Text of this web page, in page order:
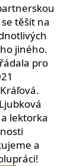
těšit na
jiného.
pro
lektorka
a